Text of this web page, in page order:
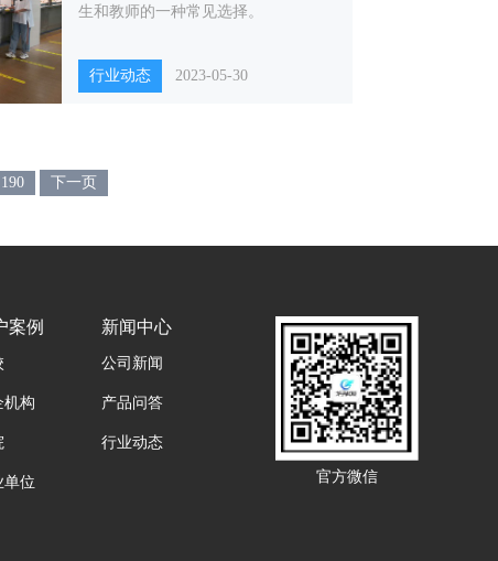
生和教师的一种常见选择。
行业动态 2023-05-30
190 下一页
案例
机构
单位
新闻中心
公司新闻
产品问答
行业动态
官方微信